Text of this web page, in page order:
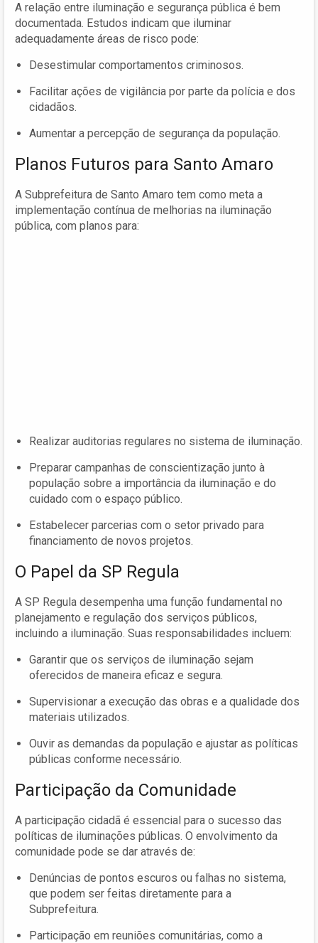
A relação entre iluminação e segurança pública é bem
documentada. Estudos indicam que iluminar
adequadamente áreas de risco pode:
Desestimular comportamentos criminosos.
Facilitar ações de vigilância por parte da polícia e dos
cidadãos.
Aumentar a percepção de segurança da população.
Planos Futuros para Santo Amaro
A Subprefeitura de Santo Amaro tem como meta a
implementação contínua de melhorias na iluminação
pública, com planos para:
Realizar auditorias regulares no sistema de iluminação.
Preparar campanhas de conscientização junto à
população sobre a importância da iluminação e do
cuidado com o espaço público.
Estabelecer parcerias com o setor privado para
financiamento de novos projetos.
O Papel da SP Regula
A SP Regula desempenha uma função fundamental no
planejamento e regulação dos serviços públicos,
incluindo a iluminação. Suas responsabilidades incluem:
Garantir que os serviços de iluminação sejam
oferecidos de maneira eficaz e segura.
Supervisionar a execução das obras e a qualidade dos
materiais utilizados.
Ouvir as demandas da população e ajustar as políticas
públicas conforme necessário.
Participação da Comunidade
A participação cidadã é essencial para o sucesso das
políticas de iluminações públicas. O envolvimento da
comunidade pode se dar através de:
Denúncias de pontos escuros ou falhas no sistema,
que podem ser feitas diretamente para a
Subprefeitura.
Participação em reuniões comunitárias, como a